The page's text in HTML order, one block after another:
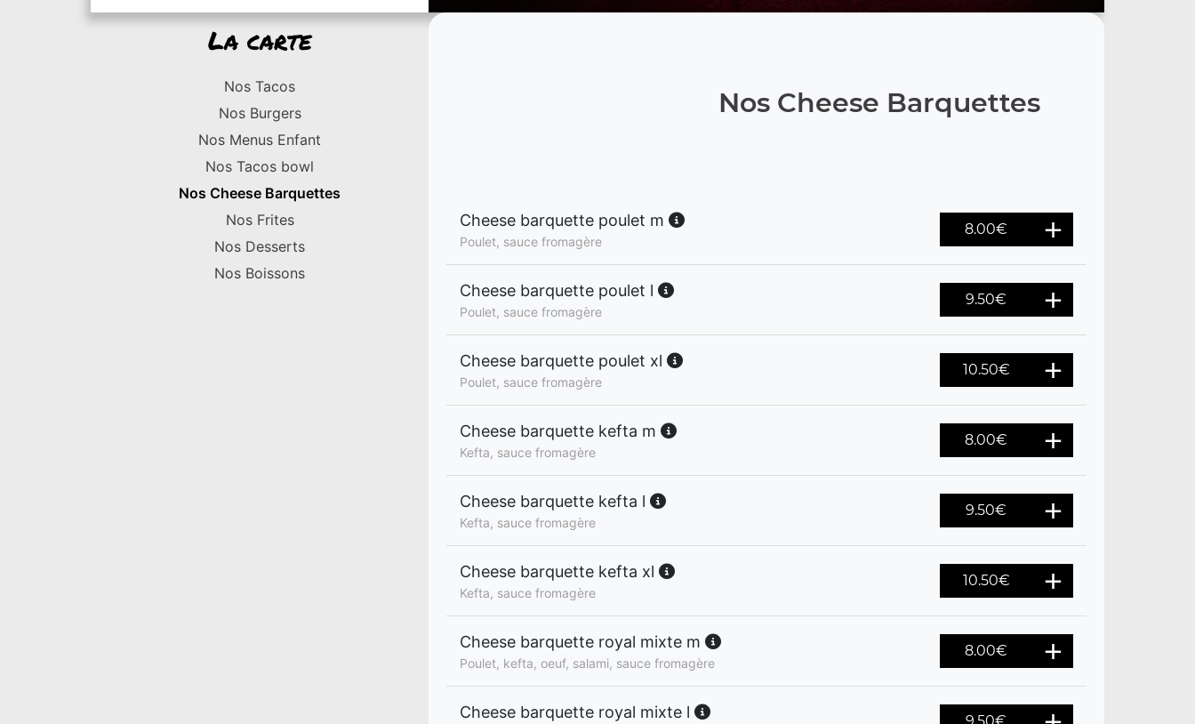
La carte
Nos Tacos
Nos Burgers
Nos Menus Enfant
Nos Tacos bowl
Nos Cheese Barquettes
Nos Frites
Nos Desserts
Nos Boissons
Nos Cheese Barquettes
Cheese barquette poulet m
Poulet, sauce fromagère
8.00€
Cheese barquette poulet l
Poulet, sauce fromagère
9.50€
Cheese barquette poulet xl
Poulet, sauce fromagère
10.50€
Cheese barquette kefta m
Kefta, sauce fromagère
8.00€
Cheese barquette kefta l
Kefta, sauce fromagère
9.50€
Cheese barquette kefta xl
Kefta, sauce fromagère
10.50€
Cheese barquette royal mixte m
Poulet, kefta, oeuf, salami, sauce fromagère
8.00€
Cheese barquette royal mixte l